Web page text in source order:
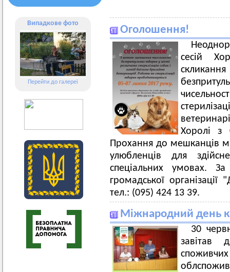
Випадкове фото
Перейти до галереї
Оголошення!
сесій
Хоролі з
Прохання до мешканців
улюбленців для
спеціальних умовах.
громадської
тел.: (095) 424 13 39.
Міжнародний день
30
завітав